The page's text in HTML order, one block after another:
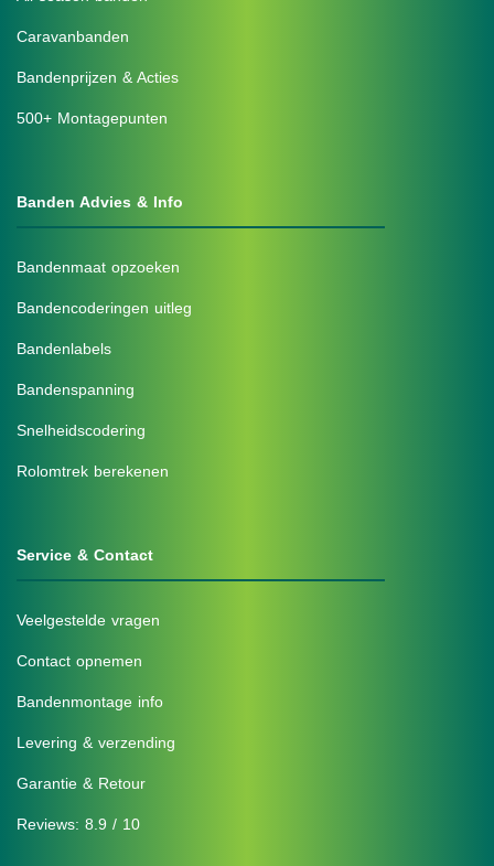
Caravanbanden
Bandenprijzen & Acties
500+ Montagepunten
Banden Advies & Info
Bandenmaat opzoeken
Bandencoderingen uitleg
Bandenlabels
Bandenspanning
Snelheidscodering
Rolomtrek berekenen
Service & Contact
Veelgestelde vragen
Contact opnemen
Bandenmontage info
Levering & verzending
Garantie & Retour
Reviews: 8.9 / 10